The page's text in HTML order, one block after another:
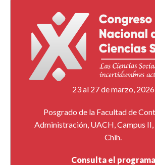
23 al 27 de marzo, 2026
Posgrado de la Facultad de
Administración, UACH, Campus II,
Chih.
Consulta el programa